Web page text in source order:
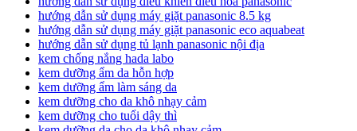
hướng dẫn sử dụng máy giặt panasonic 8.5 kg
hướng dẫn sử dụng máy giặt panasonic eco aquabeat
hướng dẫn sử dụng tủ lạnh panasonic nội địa
kem chống nắng hada labo
kem dưỡng ẩm da hỗn hợp
kem dưỡng ẩm làm sáng da
kem dưỡng cho da khô nhạy cảm
kem dưỡng cho tuổi dậy thì